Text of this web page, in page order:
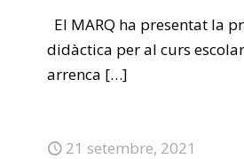
El MARQ ha presentat la
didàctica per al curs
arrenca […]
21 setembre, 2021